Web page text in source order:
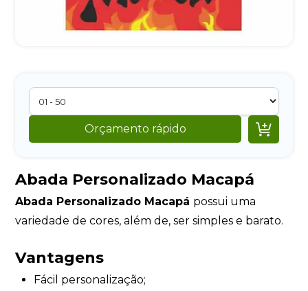
Orçamento rápido 
Abada Personalizado Macapá
Abada Personalizado Macapá possui uma
variedade de cores, além de, ser simples e barato.
Vantagens
Fácil personalização;